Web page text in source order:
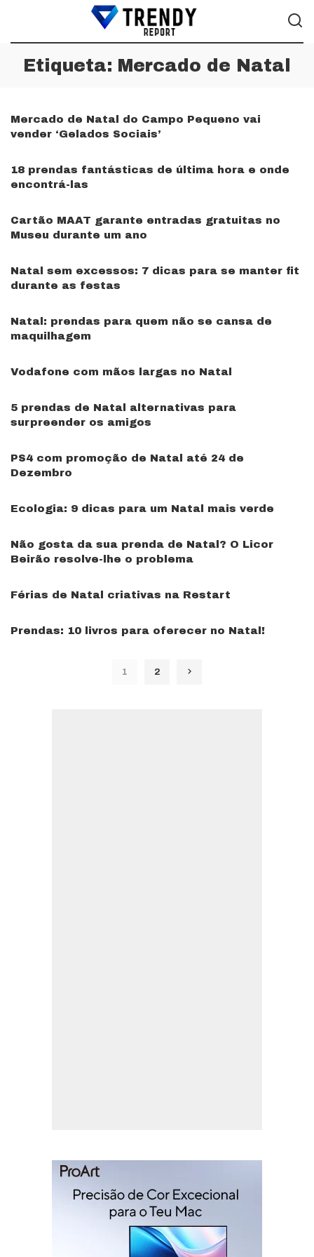
Etiqueta: Mercado de Natal
Mercado de Natal do Campo Pequeno vai
vender ‘Gelados Sociais’
18 prendas fantásticas de última hora e onde
encontrá-las
Cartão MAAT garante entradas gratuitas no
Museu durante um ano
Natal sem excessos: 7 dicas para se manter fit
durante as festas
Natal: prendas para quem não se cansa de
maquilhagem
Vodafone com mãos largas no Natal
5 prendas de Natal alternativas para
surpreender os amigos
PS4 com promoção de Natal até 24 de
Dezembro
Ecologia: 9 dicas para um Natal mais verde
Não gosta da sua prenda de Natal? O Licor
Beirão resolve-lhe o problema
Férias de Natal criativas na Restart
Prendas: 10 livros para oferecer no Natal!
1 2